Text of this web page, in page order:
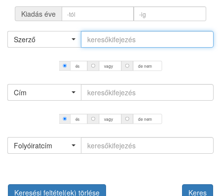
Kiadás éve
Szerző
és vagy de nem
Cím
és vagy de nem
Folyóiratcím
Keresési feltétel(ek) törlése